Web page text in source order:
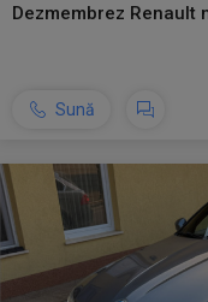
Dezmembrez
Sună